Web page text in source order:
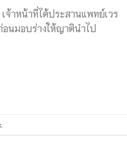
จ้าหน้าที่ได้ประสานแพทย์เวร
นมอบร่างให้ญาตินำไป